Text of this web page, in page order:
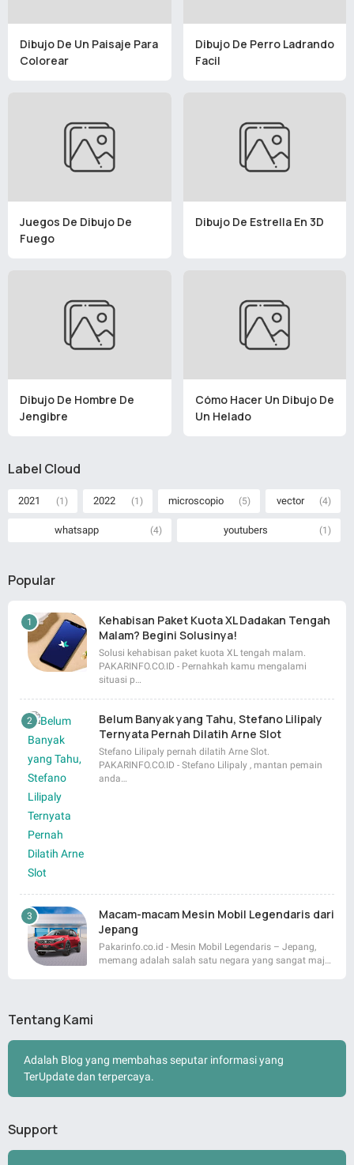
Dibujo De Un Paisaje Para
Colorear
Dibujo De Perro Ladrando
Facil
Juegos De Dibujo De
Fuego
Dibujo De Estrella En 3D
Dibujo De Hombre De
Jengibre
Cómo Hacer Un Dibujo De
Un Helado
Label Cloud
2021 (1) 2022 (1) microscopio (5) vector (4)
whatsapp (4) youtubers (1)
Popular
Kehabisan Paket Kuota XL Dadakan Tengah
Malam? Begini Solusinya!
Solusi kehabisan paket kuota XL tengah malam.
PAKARINFO.CO.ID - Pernahkah kamu mengalami
situasi p…
Belum Banyak yang Tahu, Stefano Lilipaly
Ternyata Pernah Dilatih Arne Slot
Stefano Lilipaly pernah dilatih Arne Slot.
PAKARINFO.CO.ID - Stefano Lilipaly , mantan pemain
anda…
Macam-macam Mesin Mobil Legendaris dari
Jepang
Pakarinfo.co.id - Mesin Mobil Legendaris – Jepang,
memang adalah salah satu negara yang sangat maj…
Tentang Kami
Adalah Blog yang membahas seputar informasi yang
TerUpdate dan terpercaya.
Support